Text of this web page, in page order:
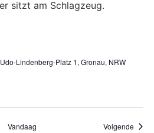
Udo-Lindenberg-Platz 1, Gronau, NRW
Vandaag Volgende